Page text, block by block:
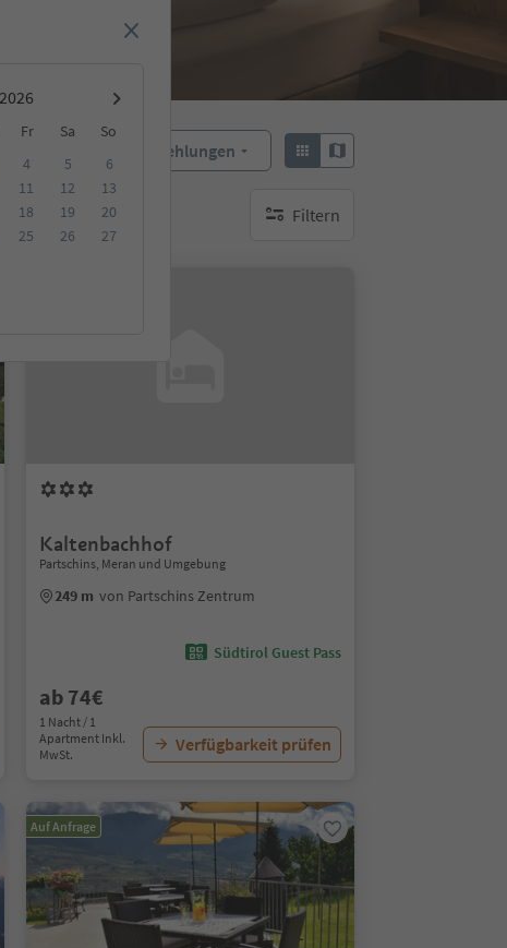
Fr Sa
So
4 5
6
11 12
13
18 19
20
25 26
27
Empfehlungen
Filtern
keine aktiven Filte
Kaltenbachhof
Partschins, Meran und Umgebung
249 m von Partschins Zentrum
Südtirol Guest Pass
ab 74€
1 Nacht / 1
Apartment Inkl.
MwSt.
Verfügbarkeit prüfen
Auf Anfrage